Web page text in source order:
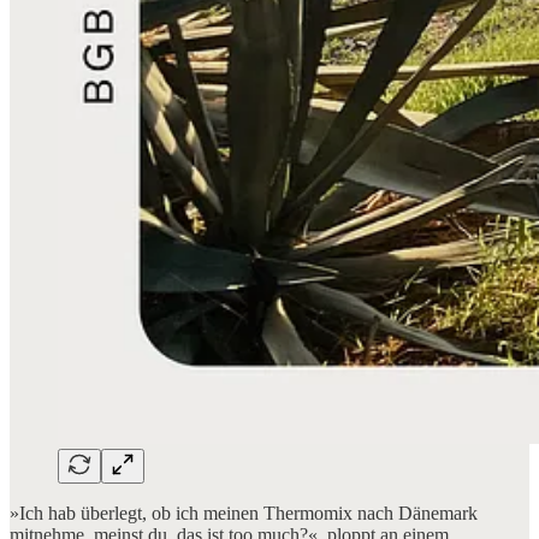
»Ich hab überlegt, ob ich meinen Thermomix nach Dänemark
mitnehme, meinst du, das ist too much?«, ploppt an einem